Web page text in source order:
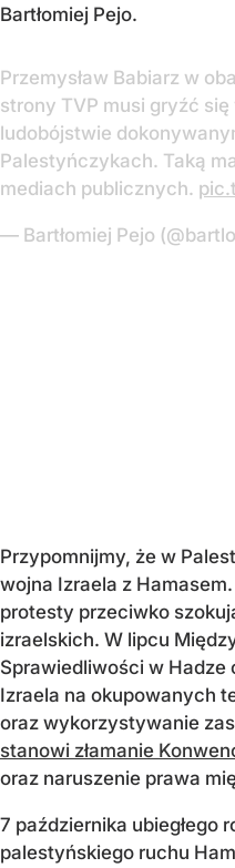
Bartłomiej Pejo.
Przemysław Babiarz w
strony TVP musi gryźć
ludobójstwie
Palestyńczykach. Taką
mediach publicznych.
— Bartłomiej Pejo
Przypomnijmy, że w
wojna Izraela z
protesty przeciwko
izraelskich. W lipcu
Sprawiedliwości w Hadze
Izraela na okupowanych
oraz wykorzystywanie
stanowi złamanie
oraz naruszenie prawa
7 października ubiegłego
palestyńskiego ruchu